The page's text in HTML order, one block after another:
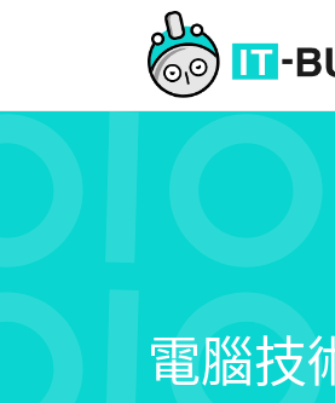
電腦技